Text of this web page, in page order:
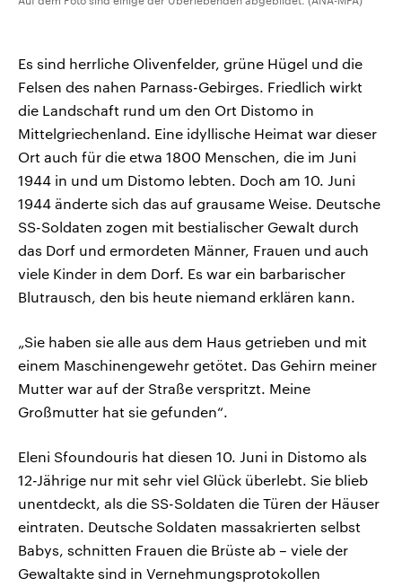
Es sind herrliche Olivenfelder, grüne Hügel und die
Felsen des nahen Parnass-Gebirges. Friedlich wirkt
die Landschaft rund um den Ort Distomo in
Mittelgriechenland. Eine idyllische Heimat war dieser
Ort auch für die etwa 1800 Menschen, die im Juni
1944 in und um Distomo lebten. Doch am 10. Juni
1944 änderte sich das auf grausame Weise. Deutsche
SS-Soldaten zogen mit bestialischer Gewalt durch
das Dorf und ermordeten Männer, Frauen und auch
viele Kinder in dem Dorf. Es war ein barbarischer
Blutrausch, den bis heute niemand erklären kann.
„Sie haben sie alle aus dem Haus getrieben und mit
einem Maschinengewehr getötet. Das Gehirn meiner
Mutter war auf der Straße verspritzt. Meine
Großmutter hat sie gefunden“.
Eleni Sfoundouris hat diesen 10. Juni in Distomo als
12-Jährige nur mit sehr viel Glück überlebt. Sie blieb
unentdeckt, als die SS-Soldaten die Türen der Häuser
eintraten. Deutsche Soldaten massakrierten selbst
Babys, schnitten Frauen die Brüste ab – viele der
Gewaltakte sind in Vernehmungsprotokollen